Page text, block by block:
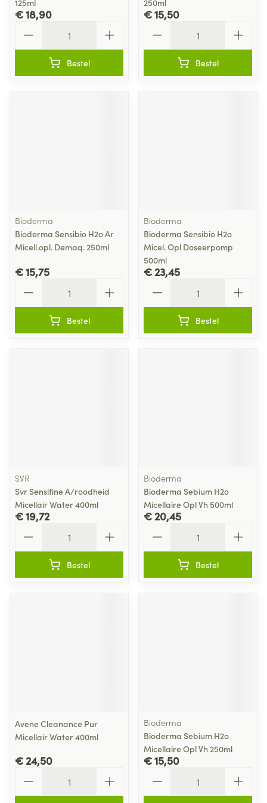
125ml
€ 18,90
Bestel
250ml
€ 15,50
Bestel
Bioderma
Bioderma Sensibio H2o Ar
Micell.opl. Demaq. 250ml
€ 15,75
Bestel
Bioderma
Bioderma Sensibio H2o
Micel. Opl Doseerpomp
500ml
€ 23,45
Bestel
SVR
Svr Sensifine A/roodheid
Micellair Water 400ml
€ 19,72
Bestel
Bioderma
Bioderma Sebium H2o
Micellaire Opl Vh 500ml
€ 20,45
Bestel
Avene Cleanance Pur
Micellair Water 400ml
€ 24,50
Bioderma
Bioderma Sebium H2o
Micellaire Opl Vh 250ml
€ 15,50